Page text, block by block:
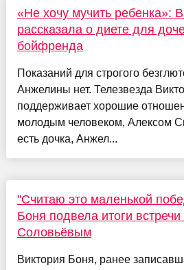
«Не хочу мучить ребенка»:
рассказала о диете для
бойфренда
Показаний для строгого
Анжелины нет. Телезвезда
поддерживает хорошие
молодым человеком, Алексом
есть дочка, Анжел...
"Считаю это маленькой
Боня подвела итоги
Соловьёвым
Виктория Боня, ранее